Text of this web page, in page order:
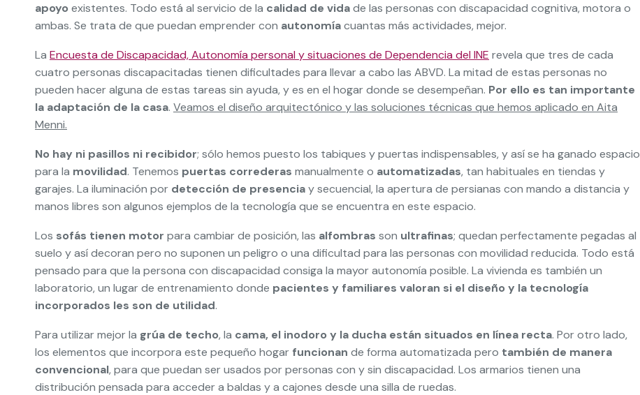
apoyo existentes. Todo está al servicio de la calidad de vidade las personas con discapacidad cognitiva, motora o
ambas. Se trata de que puedan emprender con autonomíacuantas más actividades, mejor.
La Encuesta de Discapacidad, Autonomía personal y situaciones de Dependencia del INE revela que tres de cada
cuatro personas discapacitadas tienen dificultades para llevar a cabo las ABVD. La mitad de estas personas no
pueden hacer alguna de estas tareas sin ayuda, y es en el hogar donde se desempeñan. Por ello es tan importante
la adaptación de la casa. Veamos el diseño arquitectónico y las soluciones técnicas que hemos aplicado en Aita
Menni.
No hay ni pasillos ni recibidor; sólo hemos puesto los tabiques y puertas indispensables, y así se ha ganado espacio
para la movilidad. Tenemos puertas correderas manualmente o automatizadas, tan habituales en tiendas y
garajes. La iluminación por detección de presenciay secuencial, la apertura de persianas con mando a distancia y
manos libres son algunos ejemplos de la tecnología que se encuentra en este espacio.
Los sofás tienen motor para cambiar de posición, las alfombras son ultrafinas; quedan perfectamente pegadas al
suelo y así decoran pero no suponen un peligro o una dificultad para las personas con movilidad reducida. Todo está
pensado para que la persona con discapacidad consiga la mayor autonomía posible. La vivienda es también un
laboratorio, un lugar de entrenamiento donde pacientes y familiares valoran si el diseño y la tecnología
incorporados les son de utilidad.
Para utilizar mejor la grúa de techo, la cama, el inodoro y la ducha están situados en línea recta. Por otro lado,
los elementos que incorpora este pequeño hogar funcionan de forma automatizada pero también de manera
convencional, para que puedan ser usados por personas con y sin discapacidad. Los armarios tienen una
distribución pensada para acceder a baldas y a cajones desde una silla de ruedas.